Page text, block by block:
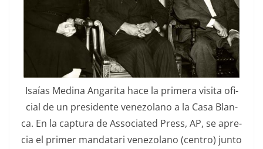
Isaías Med­i­na Angari­ta hace la primera visi­ta ofi­
cial de un pres­i­dente vene­zolano a la Casa Blan­
ca. En la cap­tura de Asso­ci­at­ed Press, AP, se apre­
cia el primer man­datari vene­zolano (cen­tro) jun­to